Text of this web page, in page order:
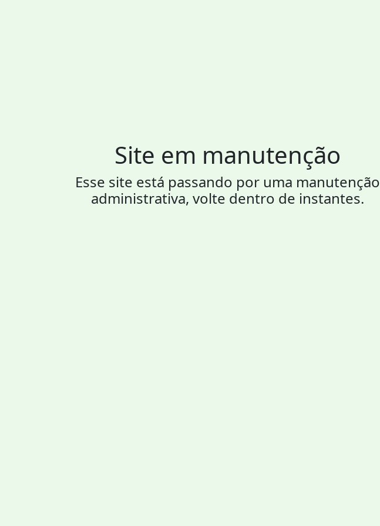
Site em manutenção
Esse site está passando por uma manutenção
administrativa, volte dentro de instantes.